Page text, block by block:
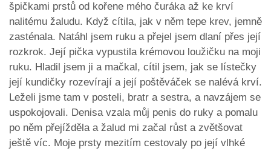
špičkami prstů od kořene mého čuráka až ke krví
nalitému žaludu. Když cítila, jak v něm tepe krev, jemně
zasténala. Natáhl jsem ruku a přejel jsem dlaní přes její
rozkrok. Její pička vypustila krémovou loužičku na moji
ruku. Hladil jsem ji a mačkal, cítil jsem, jak se lístečky
její kundičky rozevírají a její poštěváček se nalévá krví.
Leželi jsme tam v posteli, bratr a sestra, a navzájem se
uspokojovali. Denisa vzala můj penis do ruky a pomalu
po něm přejížděla a žalud mi začal růst a zvětšovat
ještě víc. Moje prsty mezitím cestovaly po její vlhké